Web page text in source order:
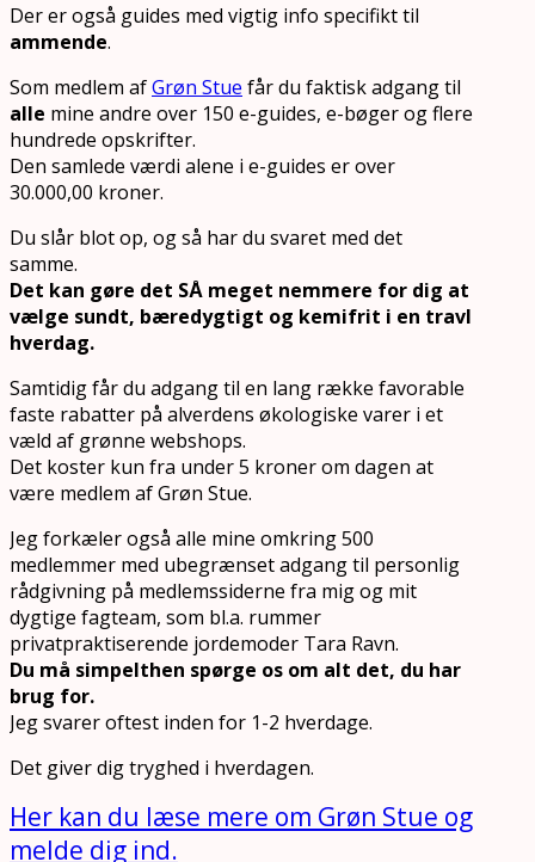
Der er også guides med vigtig info specifikt til
ammende.
Som medlem afGrøn Stue får du faktisk adgang til
alle mine andre over 150 e-guides, e-bøger og flere
hundrede opskrifter.
Den samlede værdi alene i e-guides er over
30.000,00 kroner.
Du slår blot op, og så har du svaret med det
samme.
Det kan gøre det SÅ meget nemmere for dig at
vælge sundt, bæredygtigt og kemifrit i en travl
hverdag.
Samtidig får du adgang til en lang række favorable
faste rabatter på alverdens økologiske varer i et
væld af grønne webshops.
Det koster kun fra under 5 kroner om dagen at
være medlem af Grøn Stue.
Jeg forkæler også alle mine omkring 500
medlemmer med ubegrænset adgang til personlig
rådgivning på medlemssiderne fra mig og mit
dygtige fagteam, som bl.a. rummer
privatpraktiserende jordemoder Tara Ravn.
Du må simpelthen spørge os om alt det, du har
brug for.
Jeg svarer oftest inden for 1-2 hverdage.
Det giver dig tryghed i hverdagen.
Her kan du læse mere om Grøn Stue og
melde dig ind.